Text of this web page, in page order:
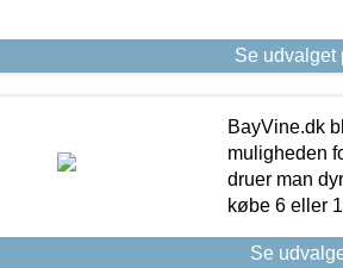
Se udvalget
BayVine.dk
muligheden
druer man
købe 6 eller
Se